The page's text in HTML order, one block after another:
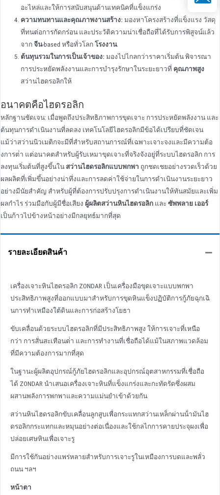
อะไหล่และให้การสนับสนุนด้านเทคนิคที่แข็งแกร่ง
ความทนทานและคุณภาพงานสร้าง: มองหาโครงสร้างที่แข็งแรง วัสดุ
ที่ทนต่อการกัดกร่อน และประวัติความน่าเชื่อถือที่ได้รับการพิสูจน์แล้ว
จากจีน-based หรือทั่วโลกโรงงาน.
ต้นทุนรวมในการเป็นเจ้าของ: มองไปไกลกว่าราคาเริ่มต้น พิจารณา
การประหยัดพลังงานและการบํารุงรักษาในระยะยาวที่ คุณภาพสูง
สว่านไฮดรอลิกให้
อนาคตคือไฮดรอลิก
หลักฐานชัดเจน: เมื่อพูดถึงประสิทธิภาพการขุดเจาะ การประหยัดพลังงาน และ
ต้นทุนการดําเนินงานที่ลดลง เทคโนโลยีไฮดรอลิกมีข้อได้เปรียบที่ชัดเจน
แม้ว่าสว่านนิวเมติกจะมีที่สําหรับสถานการณ์ที่เฉพาะเจาะจงและมีความต้อ
งการต่ํา แต่อนาคตสําหรับผู้รับเหมาขุดเจาะที่จริงจังอยู่ที่ระบบไฮดรอลิก การ
ลงทุนเริ่มต้นที่สูงขึ้นใน สว่านไฮดรอลิกแบบพกพา ถูกชดเชยอย่างรวดเร็วด้วย
ผลผลิตที่เพิ่มขึ้นอย่างน่าทึ่งและการลดค่าใช้จ่ายในการดําเนินงานระยะยาว
อย่างมีนัยสําคัญ สําหรับผู้ที่ต้องการปรับปรุงการดําเนินงานให้ทันสมัยและเพิ่ม
ผลกําไร ร่วมมือกับผู้มีชื่อเสียง ผู้ผลิตสว่านหินไฮดรอลิก และ ซัพพลาย เออร์
เป็นก้าวไปข้างหน้าอย่างมีกลยุทธ์มากที่สุด
รายละเอียดสินค้า
เครื่องเจาะหินไฮดรอลิก ZONDAR เป็นเครื่องมือขุดเจาะแบบพกพา
ประสิทธิภาพสูงที่ออกแบบมาสําหรับการขุดหินแข็งปฏิบัติการกู้ภัยฉุกเฉิ
นการทําเหมืองใต้ดินและการก่อสร้างโยธา
ขับเคลื่อนด้วยระบบไฮดรอลิกที่มีประสิทธิภาพสูง ให้การเจาะที่เหนือ
กว่า การสั่นสะเทือนต่ํา และการทํางานที่เชื่อถือได้แม้ในสภาพแวดล้อม
ที่มีความต้องการมากที่สุด
ในฐานะผู้ผลิตอุปกรณ์กู้ภัยไฮดรอลิกและอุปกรณ์อุตสาหกรรมที่เชื่อถือ
ได้ ZONDAR นําเสนอเครื่องเจาะหินที่แข็งแกร่งและกะทัดรัดซึ่งผสม
ผสานพลังการพกพาและความแม่นยําเข้าด้วยกัน
สว่านหินไฮดรอลิกขับเคลื่อนลูกสูบเพื่อกระแทกสว่านเหล็กผ่านน้ํามันไฮ
ดรอลิกกระแทกและหมุนอย่างต่อเนื่องและใช้กลไกการคายประจุผงเพื่อ
ปล่อยเศษหินเพื่อเจาะรู
มีการใช้กันอย่างแพร่หลายสําหรับการเจาะรูในเหมืองการบดและพลั่ว
ถนน ฯลฯ
หน้าตา